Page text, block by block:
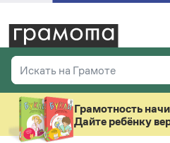
Искать на Грамоте
Справочная служба
Везде